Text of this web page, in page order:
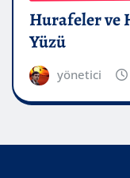
Hurafeler ve
Yüzü
yönetici